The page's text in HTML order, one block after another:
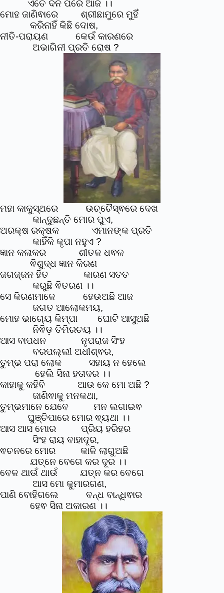
ଏତେ ଦିନ ପରେ ଆଜ ।।
ମୋହ ଜାଣିଵାରେ ଶ୍ରୀଛାମୁରେ ମୁହିଁ
କରିନାହିଁ କିଛି ଦୋଷ,
ନୀତି-ପରାୟଣ କେଉଁ କାରଣରେ
ଅଭାଗିନୀ ପ୍ରତି ରୋଷ ?
ମହା କାକୁସ୍ଥରେ ଉଚ୍ଚୈସ୍ଵରେ ଦେଖ
କାନ୍ଦୁଛନ୍ତି ମୋର ପୁଏ,
ଅରକ୍ଷ ରକ୍ଷକ ଏମାନଙ୍କ ପ୍ରତି
କାହିଁକି କୃପା ନହୁଏ ?
ଜ୍ଞାନ କଳାକର ଶୀତଳ ଧଵଳ
ଵିଶୁଦ୍ଧ ଜ୍ଞାନ କିରଣ
ଜଗଜ୍ଜନ ହିତ କାରଣ ସତତ
କରୁଛି ଵିତରଣ ।।
ସେ କିରଣମାଳେ ହେଉଅଛି ଆଜ
ଜଗତ ଆଲୋକମୟ,
ମୋହ ଭାଗ୍ୟେ କିମ୍ପା ଘୋଟି ଆସୁଅଛି
ନିଵିଡ଼ ତିମିରଚୟ ।।
ଆସ ବାପଧନ ନୃପରାଜ ସିଂହ
ବରପଲ୍ଲୀ ଅଧୀଶ୍ଵର,
ତୁମ୍ଭ ପରା ଲୋକ ସହାୟ ନ ହେଲେ
ହେଲି ସିନା ହତାଦର ।।
କାହାକୁ କହିବି ଆଉ କେ ମୋ ଅଛି ?
ଜାଣିଵାକୁ ମନକଥା,
ତୁମ୍ଭମାନେ ଯେବେ ମନ ଲଗାଇଵ
ଘୁଞ୍ଚିପାରେ ମୋର ଵ୍ୟଥା ।।
ଆସ ଆସ ମୋର ପ୍ରିୟ ହରିହର
ସିଂହ ରାୟ ବାହାଦୂର,
ଵଚନରେ ମୋର କାଳି ଲାଗୁଅଛି
ଯତ୍ନେ ବେଗେ କର ଦୂର ।।
ବେଳ ଥାଉଁ ଥାଉଁ ଯତ୍ନ କର ବେଗେ
ଆସ ମୋ କୁମାରଗଣ,
ପାଣି ବୋହିଗଲେ ବନ୍ଧ ବାନ୍ଧିଵାର
ହେଵ ସିନା ଅକାରଣ ।।